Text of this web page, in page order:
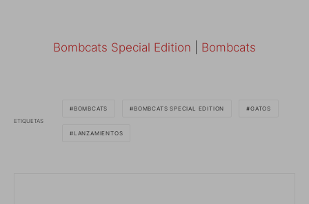
Bombcats Special Edition Bombcats
ETIQUETAS
BOMBCATS BOMBCATS SPECIAL EDITION GATOS
LANZAMIENTOS